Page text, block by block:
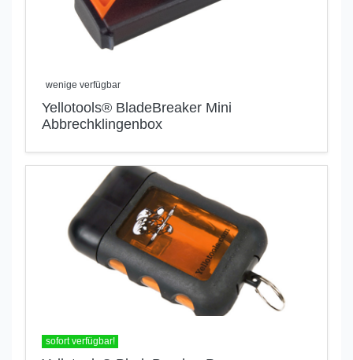
wenige verfügbar
Yellotools® BladeBreaker Mini
Abbrechklingenbox
sofort verfügbar!